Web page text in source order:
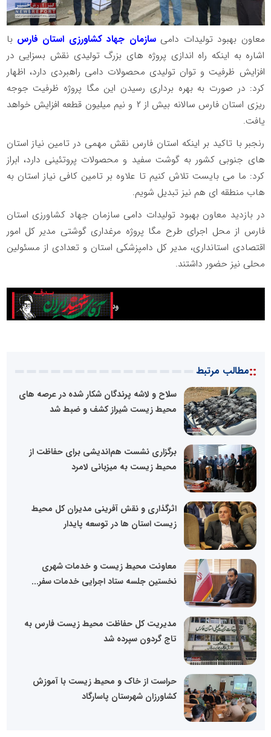
معاون بهبود تولیدات دامی سازمان جهاد کشاورزی استان فارس با
اشاره به اینکه راه اندازی پروژه های بزرگ تولیدی نقش بسزایی در
افزایش ظرفیت و توان تولیدی محصولات دامی راهبردی دارد، اظهار
کرد: در صورت به بهره برداری رسیدن این مگا پروژه ظرفیت جوجه
ریزی استان فارس سالانه بیش از ۲ و نیم میلیون قطعه افزایش خواهد
یافت.
رنجبر با تاکید بر اینکه استان فارس نقش مهمی در تامین نیاز استان
های جنوبی کشور به گوشت سفید و محصولات پروتئینی دارد، ابراز
کرد: ما می بایست تلاش کنیم تا علاوه بر تامین کافی نیاز استان به
هاب منطقه ای هم نیز تبدیل شویم.
در بازدید معاون بهبود تولیدات دامی سازمان جهاد کشاورزی استان
فارس از محل اجرای طرح مگا پروژه مرغداری گوشتی مدیر کل امور
اقتصادی استانداری، مدیر کل دامپزشکی استان و تعدادی از مسئولین
محلی نیز حضور داشتند.
::مطالب مرتبط
سلاح و لاشه پرندگان شکار شده در عرصه های
محیط زیست شیراز کشف و ضبط شد
برگزاری نشست هم‌اندیشی برای حفاظت از
محیط زیست به میزبانی لامرد
اثرگذاری و نقش آفرینی مدیران کل محیط
زیست استان ها در توسعه پایدار
معاونت محیط زیست و خدمات شهری
نخستین جلسه ستاد اجرایی خدمات سفر...
مدیریت کل حفاظت محیط زیست فارس به
تاج گردون سپرده شد
حراست از خاک و محیط زیست با آموزش
کشاورزان شهرستان پاسارگاد